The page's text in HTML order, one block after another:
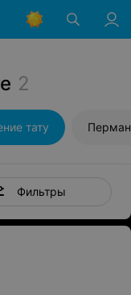
2
тату
Фильтры